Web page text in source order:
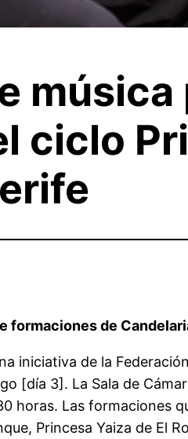
ciclo
de
iniciativa de la
[día 3]. La Sala de
horas. Las formaciones
Princesa Yaiza de El